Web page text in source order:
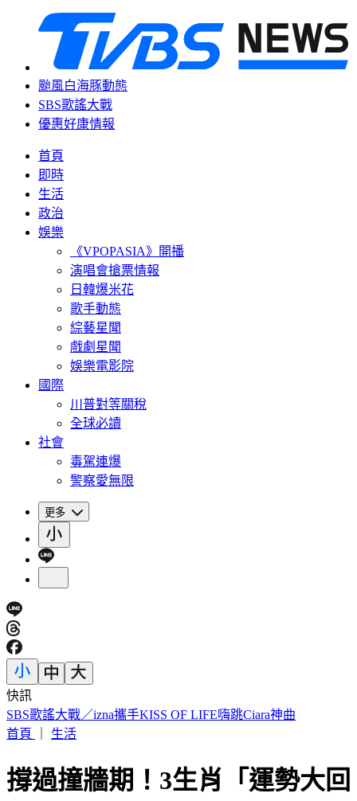
颱風白海豚動態
SBS歌謠大戰
優惠好康情報
首頁
即時
生活
政治
娛樂
《VPOPASIA》開播
演唱會搶票情報
日韓爆米花
歌手動態
綜藝星聞
戲劇星聞
娛樂電影院
國際
川普對等關稅
全球必讀
社會
毒駕連爆
警察愛無限
更多
快訊
暌違近10年回歸！美Costco人氣美食再度上架 粉絲驚喜
首頁
生活
撐過撞牆期！3生肖「運勢大回